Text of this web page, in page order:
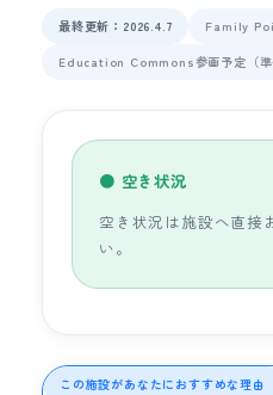
最終更新：2026.4.7
Family
Education Commons参画予定（準
● 空き状況
空き状況は施設へ直接
い。
この施設があなたにおすすめな理由